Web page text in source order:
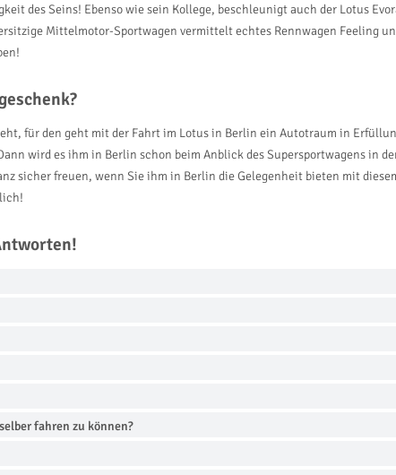
des Seins! Ebenso wie sein Kollege, beschleunigt auch der Lotus
Mittelmotor-Sportwagen vermittelt echtes Rennwagen Feeling
für den geht mit der Fahrt im Lotus in Berlin ein Autotraum in
wird es ihm in Berlin schon beim Anblick des Supersportwagens in
sicher freuen, wenn Sie ihm in Berlin die Gelegenheit bieten mit
fahren zu können?